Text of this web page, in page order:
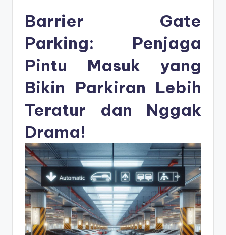
Barrier Gate
Parking: Penjaga
Pintu Masuk yang
Bikin Parkiran Lebih
Teratur dan Nggak
Drama!